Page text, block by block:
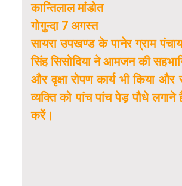
कान्तिलाल मांडोत
गोगुन्दा 7 अगस्त
सायरा उपखण्ड के पानेर ग्राम
सिंह सिसोदिया ने आमजन की
और वृक्षा रोपण कार्य भी किया
व्यक्ति को पांच पांच पेड़ पौधे
करें।